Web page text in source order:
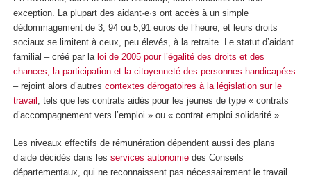
exception. La plupart des aidant·e·s ont accès à un simple
dédommagement de 3, 94 ou 5,91 euros de l’heure, et leurs droits
sociaux se limitent à ceux, peu élevés, à la retraite. Le statut d’aidant
familial – créé par la loi de 2005 pour l’égalité des droits et des
chances, la participation et la citoyenneté des personnes handicapées
– rejoint alors d’autres contextes dérogatoires à la législation sur le
travail , tels que les contrats aidés pour les jeunes de type « contrats
d’accompagnement vers l’emploi » ou « contrat emploi solidarité ».
Les niveaux effectifs de rémunération dépendent aussi des plans
d’aide décidés dans les services autonomie des Conseils
départementaux, qui ne reconnaissent pas nécessairement le travail